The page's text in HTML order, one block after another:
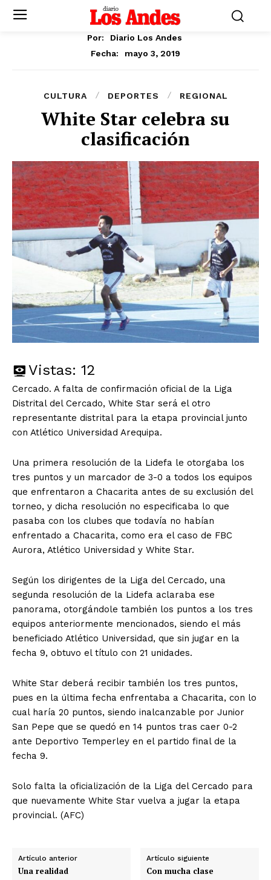
Por:
Diario Los Andes
Fecha:
mayo 3, 2019
CULTURA DEPORTES REGIONAL
White Star celebra su
clasificación
Vistas: 12
Cercado. A falta de confirmación oficial de la Liga
Distrital del Cercado, White Star será el otro
representante distrital para la etapa provincial junto
con Atlético Universidad Arequipa.
Una primera resolución de la Lidefa le otorgaba los
tres puntos y un marcador de 3-0 a todos los equipos
que enfrentaron a Chacarita antes de su exclusión del
torneo, y dicha resolución no especificaba lo que
pasaba con los clubes que todavía no habían
enfrentado a Chacarita, como era el caso de FBC
Aurora, Atlético Universidad y White Star.
Según los dirigentes de la Liga del Cercado, una
segunda resolución de la Lidefa aclaraba ese
panorama, otorgándole también los puntos a los tres
equipos anteriormente mencionados, siendo el más
beneficiado Atlético Universidad, que sin jugar en la
fecha 9, obtuvo el título con 21 unidades.
White Star deberá recibir también los tres puntos,
pues en la última fecha enfrentaba a Chacarita, con lo
cual haría 20 puntos, siendo inalcanzable por Junior
San Pepe que se quedó en 14 puntos tras caer 0-2
ante Deportivo Temperley en el partido final de la
fecha 9.
Solo falta la oficialización de la Liga del Cercado para
que nuevamente White Star vuelva a jugar la etapa
provincial. (AFC)
Artículo anterior
Una realidad
Artículo siguiente
Con mucha clase